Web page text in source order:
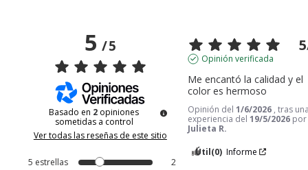
5/5
Basado en 2 opiniones
sometidas a control
Ver todas las reseñas de este sitio
5 estrellas
2
5
Opinión verificada
Me encantó la calidad y el
color es hermoso
Opinión del1/6/2026 , tras
experiencia del19/5/2026 por
Julieta R.
Útil(0) Informe